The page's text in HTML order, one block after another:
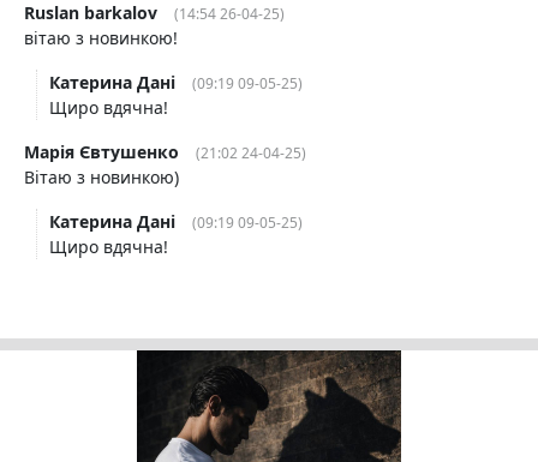
Ruslan barkalov
(14:54 26-04-25)
вітаю з новинкою!
Катерина Дані
(09:19 09-05-25)
Щиро вдячна!
Марія Євтушенко
(21:02 24-04-25)
Вітаю з новинкою)
Катерина Дані
(09:19 09-05-25)
Щиро вдячна!